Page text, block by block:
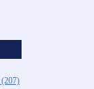
(207)